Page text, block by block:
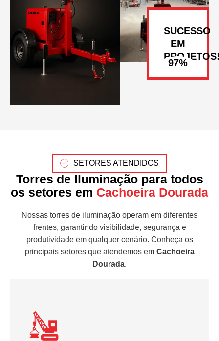
SUCESSO
EM
SETORES ATENDIDOS
Torres de Iluminação para todos
os setores em Cachoeira Dourada
Nossas torres de iluminação operam em diferentes
frentes, garantindo visibilidade, segurança e
produtividade em qualquer cenário. Conheça os
principais setores que atendemos em Cachoeira
Dourada.